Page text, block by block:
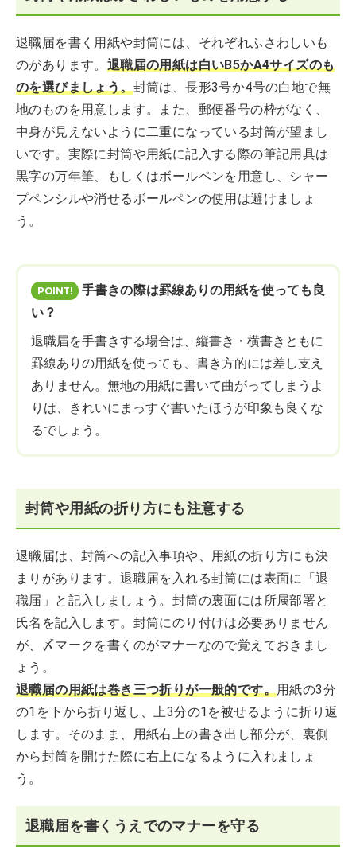
退職届を書く用紙や封筒には、それぞれふさわしいも
のがあります。 退職届の用紙は白いB5かA4サイズのも
のを選びましょう。封筒は、長形3号か4号の白地で無
地のものを用意します。また、郵便番号の枠がなく、
中身が見えないように二重になっている封筒が望まし
いです。実際に封筒や用紙に記入する際の筆記用具は
黒字の万年筆、もしくはボールペンを用意し、シャー
プペンシルや消せるボールペンの使用は避けましょ
う。
手書きの際は罫線ありの用紙を使っても良
い？
退職届を手書きする場合は、縦書き・横書きともに
罫線ありの用紙を使っても、書き方的には差し支え
ありません。無地の用紙に書いて曲がってしまうよ
りは、きれいにまっすぐ書いたほうが印象も良くな
るでしょう。
封筒や用紙の折り方にも注意する
退職届は、封筒への記入事項や、用紙の折り方にも決
まりがあります。退職届を入れる封筒には表面に「退
職届」と記入しましょう。封筒の裏面には所属部署と
氏名を記入します。封筒にのり付けは必要ありません
が、〆マークを書くのがマナーなので覚えておきまし
ょう。
退職届の用紙は巻き三つ折りが一般的です。用紙の3分
の1を下から折り返し、上3分の1を被せるように折り返
します。そのまま、用紙右上の書き出し部分が、裏側
から封筒を開けた際に右上になるように入れましょ
う。
退職届を書くうえでのマナーを守る